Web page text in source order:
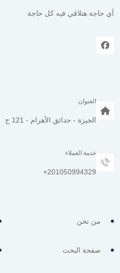
أي حاجة هتلاقي فيه كل حاجة
العنوان
الجيزة - حدائق الأهرام - 121 ج
خدمة العملاء
من نحن
صفحة البحث